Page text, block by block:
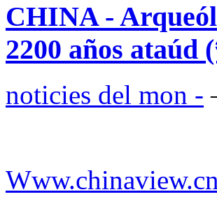
CHINA -
2200 años ataúd
noticies del mon -
Www.chinaview.cn